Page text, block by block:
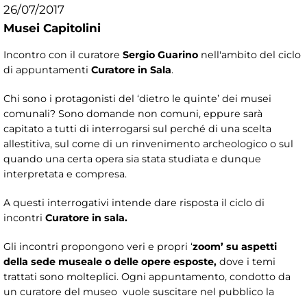
26/07/2017
Musei Capitolini
Incontro con il curatore Sergio Guarino nell'ambito del ciclo
di appuntamenti Curatore in Sala.
Chi sono i protagonisti del ‘dietro le quinte’ dei musei
comunali? Sono domande non comuni, eppure sarà
capitato a tutti di interrogarsi sul perché di una scelta
allestitiva, sul come di un rinvenimento archeologico o sul
quando una certa opera sia stata studiata e dunque
interpretata e compresa.
A questi interrogativi intende dare risposta il ciclo di
incontri Curatore in sala.
Gli incontri propongono veri e propri ‘zoom’ su aspetti
della sede museale o delle opere esposte, dove i temi
trattati sono molteplici. Ogni appuntamento, condotto da
un curatore del museo vuole suscitare nel pubblico la